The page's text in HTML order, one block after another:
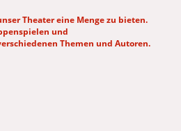
Theater eine Menge zu bieten.
und
Themen und Autoren.